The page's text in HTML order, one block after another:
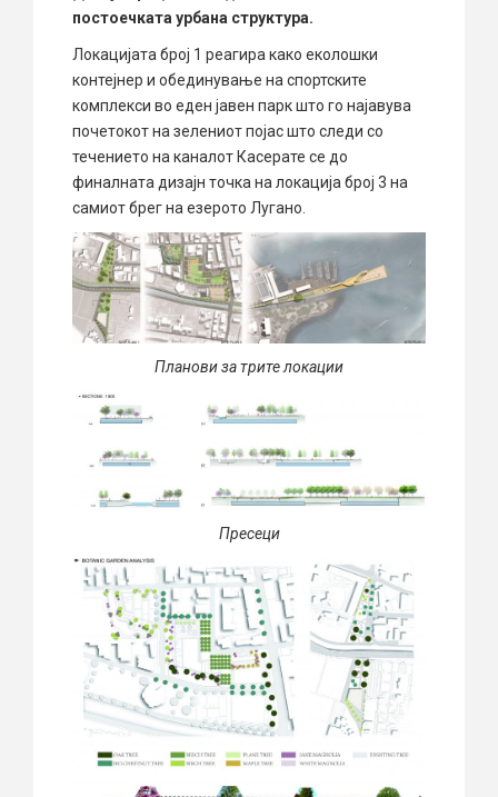
постоечката урбана структура.
Локацијата број 1 реагира како еколошки
контејнер и обединување на спортските
комплекси во еден јавен парк што го најавува
почетокот на зелениот појас што следи со
течението на каналот Касерате се до
финалната дизајн точка на локација број 3 на
самиот брег на езерото Лугано.
Планови за трите локации
Пресеци